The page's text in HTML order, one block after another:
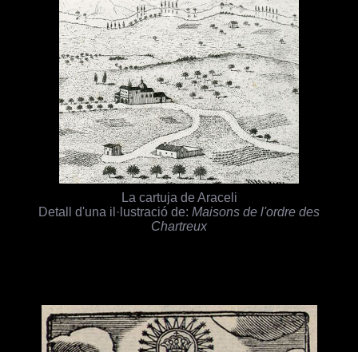
La cartuja de Araceli
Detall d'una il·lustració de: Maisons de l'ordre des
Chartreux